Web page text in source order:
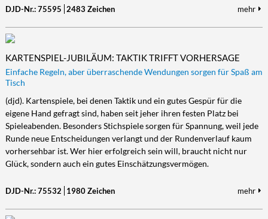
DJD-Nr.: 75595 2483 Zeichen mehr
KARTENSPIEL-JUBILÄUM: TAKTIK TRIFFT VORHERSAGE
Einfache Regeln, aber überraschende Wendungen sorgen für Spaß am
Tisch
(djd). Kartenspiele, bei denen Taktik und ein gutes Gespür für die
eigene Hand gefragt sind, haben seit jeher ihren festen Platz bei
Spieleabenden. Besonders Stichspiele sorgen für Spannung, weil jede
Runde neue Entscheidungen verlangt und der Rundenverlauf kaum
vorhersehbar ist. Wer hier erfolgreich sein will, braucht nicht nur
Glück, sondern auch ein gutes Einschätzungsvermögen.
DJD-Nr.: 75532 1980 Zeichen mehr